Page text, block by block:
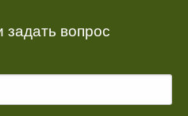
задать вопрос